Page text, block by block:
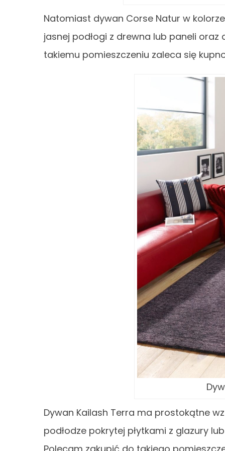
Natomiast dywan Corse Natur w
jasnej podłogi z drewna lub paneli
takiemu pomieszczeniu zaleca się
Dywan Kailash Terra ma prostokątne
podłodze pokrytej płytkami z glazury